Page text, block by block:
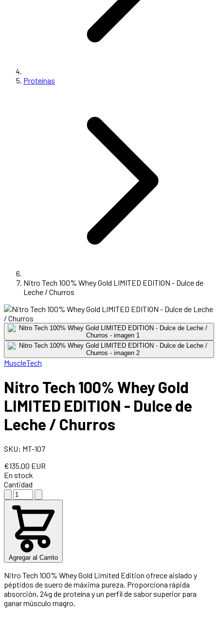
Proteínas
Nitro Tech 100% Whey Gold LIMITED EDITION - Dulce de
Leche / Churros
MuscleTech
Nitro Tech 100% Whey Gold
LIMITED EDITION - Dulce de
Leche / Churros
SKU: MT-107
€135.00 EUR
En stock
Cantidad
Agregar al Carrito
Nitro Tech 100% Whey Gold Limited Edition ofrece aislado y
péptidos de suero de máxima pureza. Proporciona rápida
absorción, 24g de proteína y un perfil de sabor superior para
ganar músculo magro.